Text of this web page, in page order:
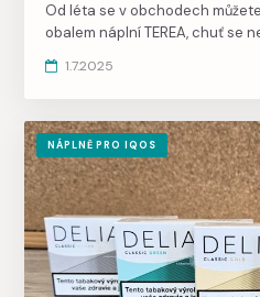
Od léta se v obchodech
obalem náplní TEREA, chuť se
1.7.2025
NÁPLNĚ PRO IQOS